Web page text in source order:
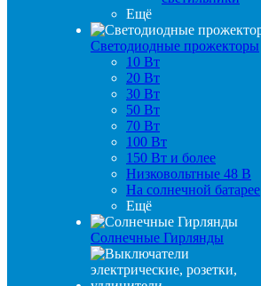
Ещё
Светодиодные прожекторы
10 Вт
20 Вт
30 Вт
50 Вт
70 Вт
100 Вт
150 Вт и более
Низковольтные 48 В
На солнечной батарее
Ещё
Солнечные Гирлянды